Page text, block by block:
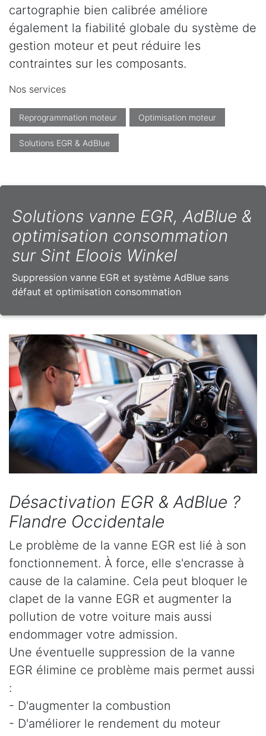
cartographie bien calibrée améliore
également la fiabilité globale du système de
gestion moteur et peut réduire les
contraintes sur les composants.
Nos services
Reprogrammation moteur Optimisation moteur
Solutions EGR & AdBlue
Solutions vanne EGR, AdBlue &
optimisation consommation
sur Sint Eloois Winkel
Suppression vanne EGR et système AdBlue sans
défaut et optimisation consommation
Désactivation EGR & AdBlue ?
Flandre Occidentale
Le problème de la vanne EGR est lié à son
fonctionnement. À force, elle s'encrasse à
cause de la calamine. Cela peut bloquer le
clapet de la vanne EGR et augmenter la
pollution de votre voiture mais aussi
endommager votre admission.
Une éventuelle suppression de la vanne
EGR élimine ce problème mais permet aussi
:
- D'augmenter la combustion
- D'améliorer le rendement du moteur